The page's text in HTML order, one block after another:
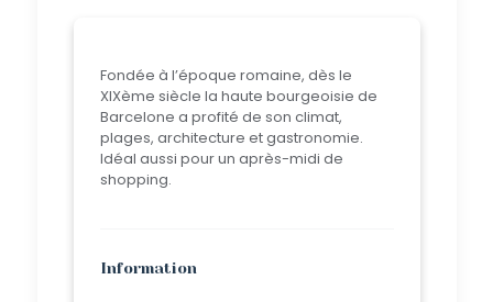
Fondée à l’époque romaine, dès le
XIXème siècle la haute bourgeoisie de
Barcelone a profité de son climat,
plages, architecture et gastronomie.
Idéal aussi pour un après-midi de
shopping.
Information